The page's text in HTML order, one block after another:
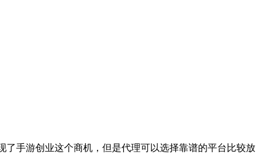
手游创业这个商机，但是代理可以选择靠谱的平台比较放